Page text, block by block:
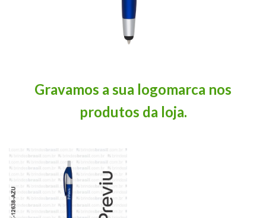
Gravamos a sua logomarca nos
produtos da loja.